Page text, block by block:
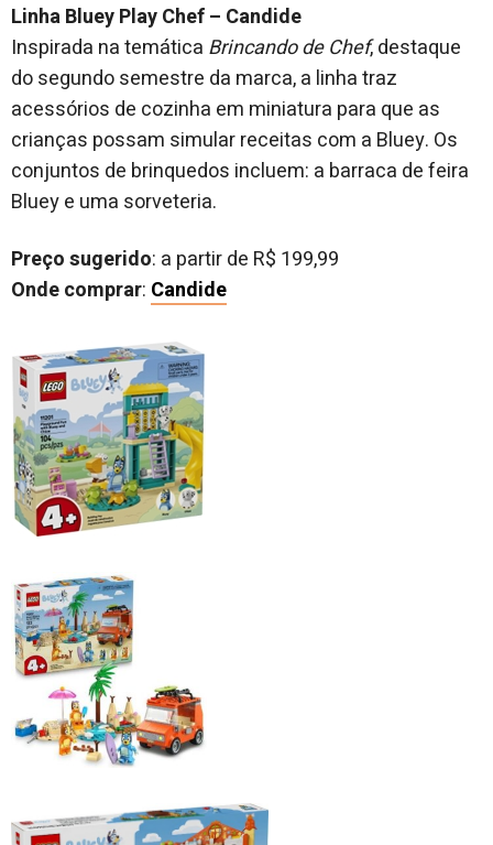
Linha Bluey Play Chef – Candide
Inspirada na temática Brincando de Chef, destaque
do segundo semestre da marca, a linha traz
acessórios de cozinha em miniatura para que as
crianças possam simular receitas com a Bluey. Os
conjuntos de brinquedos incluem: a barraca de feira
Bluey e uma sorveteria.
Preço sugerido: a partir de R$ 199,99
Onde comprar: Candide